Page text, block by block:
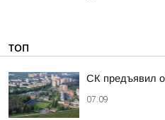
ТОП
СК предъявил
07:09